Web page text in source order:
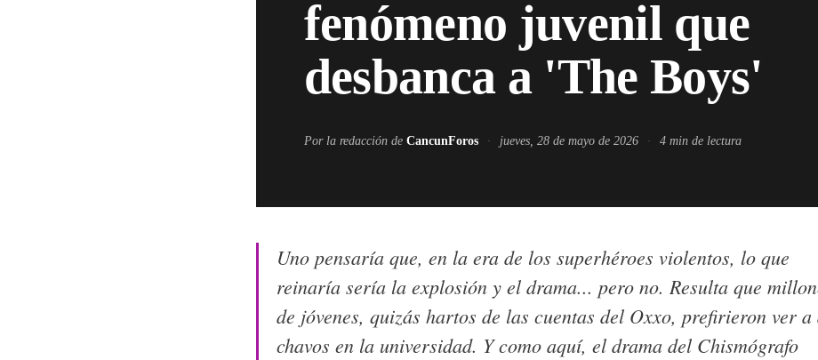
fenómeno juvenil que
desbanca a 'The Boys'
Por la redacción de CancunForos · jueves, 28 de mayo de 2026 · 4min de lectura
Uno pensaría que, en la era de los superhéroes violentos, lo que
reinaría sería la explosión y el drama... pero no. Resulta que
de jóvenes, quizás hartos de las cuentas del Oxxo, prefirieron ver a
chavos en la universidad. Y como aquí, el drama del Chismógrafo